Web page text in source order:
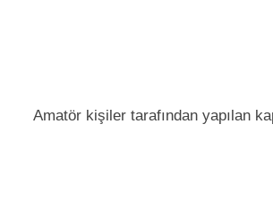
Amatör kişiler tarafından yapılan